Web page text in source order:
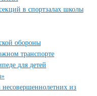
в спортзалах школы
обороны
транспорте
для детей
из